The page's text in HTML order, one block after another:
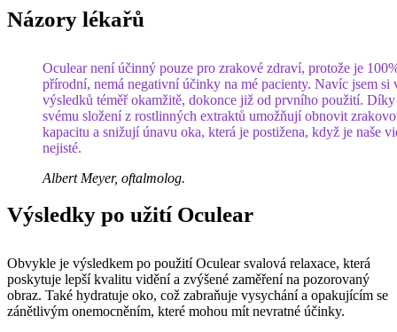
Názory lékařů
Oculear není účinný pouze pro zrakové zdraví, protože je
přírodní, nemá negativní účinky na mé pacienty. Navíc jsem si
výsledků téměř okamžitě, dokonce již od prvního použití. Díky
svému složení z rostlinných extraktů umožňují obnovit
kapacitu a snižují únavu oka, která je postižena, když je naše
nejisté.
Albert Meyer, oftalmolog.
Výsledky po užití Oculear
Obvykle je výsledkem po použití Oculear svalová relaxace, která
poskytuje lepší kvalitu vidění a zvýšené zaměření na pozorovaný
obraz. Také hydratuje oko, což zabraňuje vysychání a opakujícím se
zánětlivým onemocněním, které mohou mít nevratné účinky.